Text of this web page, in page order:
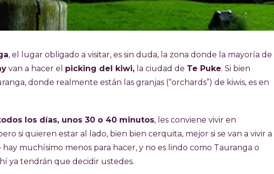
, el lugar obligado a visitar, es sin duda, la zona donde la mayoría de
van a hacer el picking del kiwi, la ciudad de Te Puke. Si bien
donde realmente están las granjas (“orchards”) de kiwis, es en
los días, unos 30 o 40 minutos, les conviene vivir en
si quieren estar al lado, bien bien cerquita, mejor si se van a vivir a
muchísimo menos para hacer, y no es lindo como Tauranga o
ya tendrán que decidir ustedes.